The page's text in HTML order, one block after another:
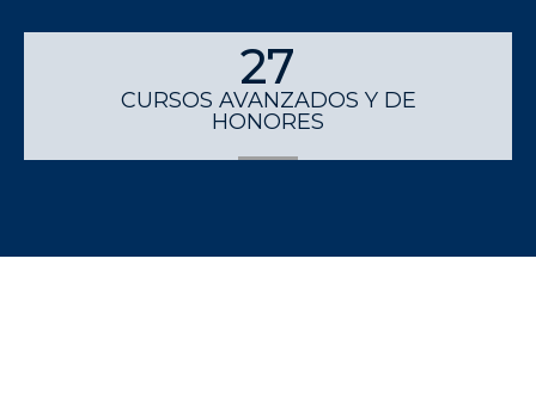
27
CURSOS AVANZADOS Y DE
HONORES